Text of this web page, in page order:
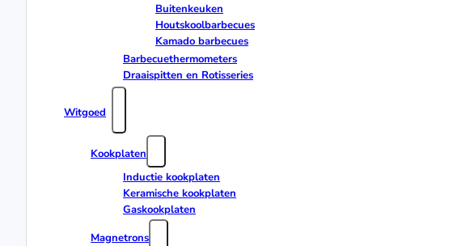
Buitenkeuken
Houtskoolbarbecues
Kamado barbecues
Barbecuethermometers
Draaispitten en Rotisseries
Witgoed
Kookplaten
Inductie kookplaten
Keramische kookplaten
Gaskookplaten
Magnetrons